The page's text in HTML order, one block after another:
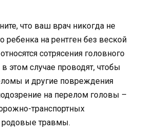
что ваш врач никогда не
ребенка на рентген без веской
сотрясения головного
этом случае проводят, чтобы
и другие повреждения
на перелом головы –
транспортных
родовые травмы.